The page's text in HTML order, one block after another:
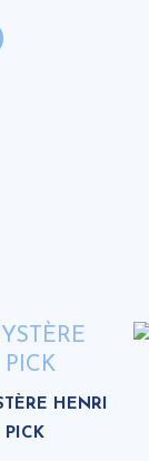
HENRI
PICK